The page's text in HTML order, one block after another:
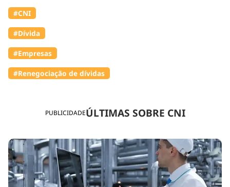
PUBLICIDADEÚLTIMAS SOBRE CNI
#CNI
#Dívida
#Empresas
#Renegociação de dívidas